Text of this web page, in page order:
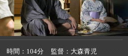
時間 104分 監督
大森青児